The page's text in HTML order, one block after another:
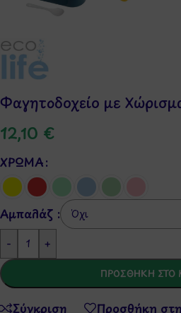
Φαγητοδοχείο με
12,10 €
ΧΡΏΜΑ
Αμπαλάζ :
-
+
ΠΡΟΣΘΉΚΗ ΣΤΟ
Σύγκριση Προσθήκη